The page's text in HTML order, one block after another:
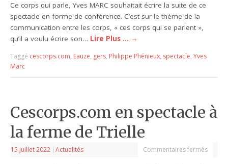
Ce corps qui parle, Yves MARC souhaitait écrire la suite de ce
spectacle en forme de conférence. C’est sur le thème de la
communication entre les corps, « ces corps qui se parlent »,
qu’il a voulu écrire son… Lire Plus … →
Taggé cescorps.com, Eauze, gers, Philippe Phénieux, spectacle,Yves
Marc
Cescorps.com en spectacle à
la ferme de Trielle
15 juillet 2022 |Actualités Commentaires fermés